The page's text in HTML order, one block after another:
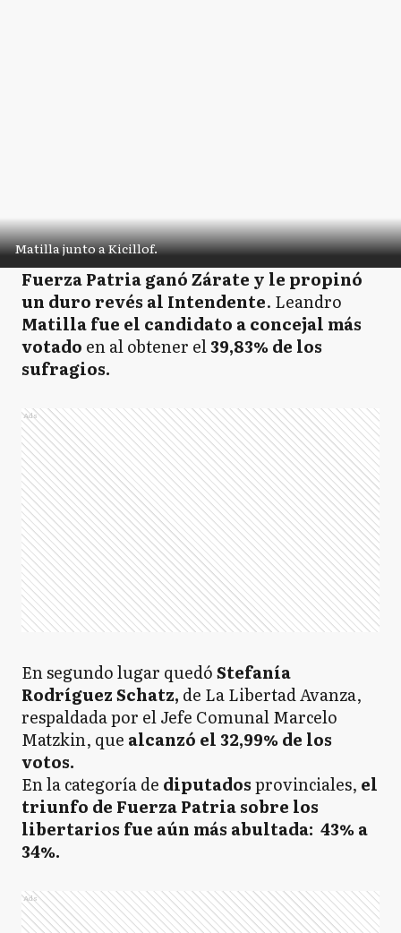
Matilla junto a Kicillof.
Fuerza Patria ganó Zárate y le propinó
un duro revés al Intendente. Leandro
Matilla fue el candidato a concejal más
votado en al obtener el39,83% de los
sufragios.
Ads
En segundo lugar quedóStefanía
Rodríguez Schatz, de La Libertad Avanza,
respaldada por el Jefe Comunal Marcelo
Matzkin, que alcanzó el 32,99% de los
votos.
En la categoría de diputadosprovinciales, el
triunfo de Fuerza Patria sobre los
libertarios fue aún más abultada: 43% a
34%.
Ads